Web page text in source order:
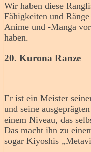
Wir haben diese
Fähigkeiten und
Anime und -Manga
haben.
20. Kurona Ranze
Er ist ein Meister
und seine
einem Niveau, das
Das macht ihn zu
sogar Kiyoshis